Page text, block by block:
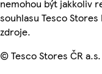
nemohou být jakkoliv
souhlasu Tesco
zdroje.
© Tesco Stores ČR a.s.